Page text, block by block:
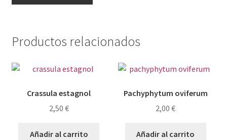
Productos relacionados
Crassula estagnol
2,50 €
Añadir al carrito
Pachyphytum oviferum
2,00€
Añadir al carrito